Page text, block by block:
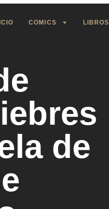
COMICS LIBROS
de